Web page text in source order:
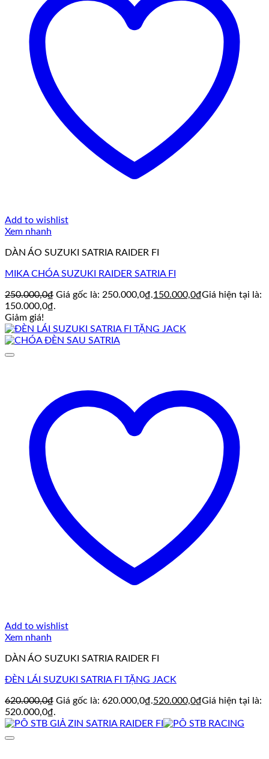
Add to wishlist
Xem nhanh
DÀN ÁO SUZUKI SATRIA RAIDER FI
MIKA CHÓA SUZUKI RAIDER SATRIA FI
250.000,0₫ Giá gốc là: 250.000,0₫.150.000,0₫Giá hiện tại là:
150.000,0₫.
Giảm giá!
Add to wishlist
Xem nhanh
DÀN ÁO SUZUKI SATRIA RAIDER FI
ĐÈN LÁI SUZUKI SATRIA FI TẶNG JACK
620.000,0₫ Giá gốc là: 620.000,0₫.520.000,0₫Giá hiện tại là:
520.000,0₫.